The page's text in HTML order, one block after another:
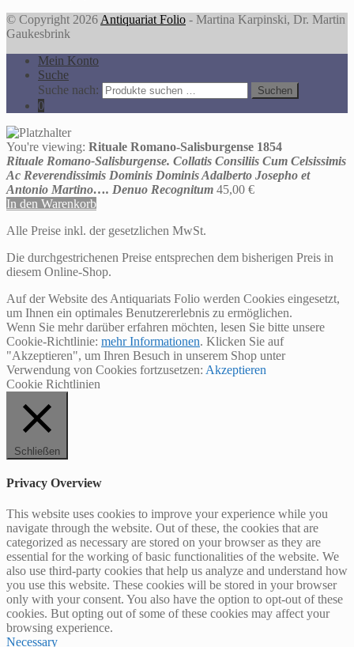
© Copyright 2026 Antiquariat Folio - Martina Karpinski, Dr. Martin
Gaukesbrink
Mein Konto
Suche
Suche nach:
Suchen
0
You're viewing: Rituale Romano-Salisburgense 1854
Rituale Romano-Salisburgense. Collatis Consiliis Cum Celsissimis
Ac Reverendissimis Dominis Dominis Adalberto Josepho et
Antonio Martino…. Denuo Recognitum 45,00 €
In den Warenkorb
Alle Preise inkl. der gesetzlichen MwSt.
Die durchgestrichenen Preise entsprechen dem bisherigen Preis in
diesem Online-Shop.
Auf der Website des Antiquariats Folio werden Cookies eingesetzt,
um Ihnen ein optimales Benutzererlebnis zu ermöglichen.
Wenn Sie mehr darüber erfahren möchten, lesen Sie bitte unsere
Cookie-Richtlinie: mehr Informationen. Klicken Sie auf
"Akzeptieren", um Ihren Besuch in unserem Shop unter
Verwendung von Cookies fortzusetzen: Akzeptieren
Cookie Richtlinien
Schließen
Privacy Overview
This website uses cookies to improve your experience while you
navigate through the website. Out of these, the cookies that are
categorized as necessary are stored on your browser as they are
essential for the working of basic functionalities of the website. We
also use third-party cookies that help us analyze and understand how
you use this website. These cookies will be stored in your browser
only with your consent. You also have the option to opt-out of these
cookies. But opting out of some of these cookies may affect your
browsing experience.
Necessary